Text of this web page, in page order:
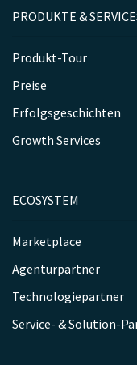
PRODUKTE &
Produkt-Tour
Preise
Erfolgsgeschichten
Growth Services
ECOSYSTEM
Marketplace
Agenturpartner
Technologiepartner
Service- & Solution-